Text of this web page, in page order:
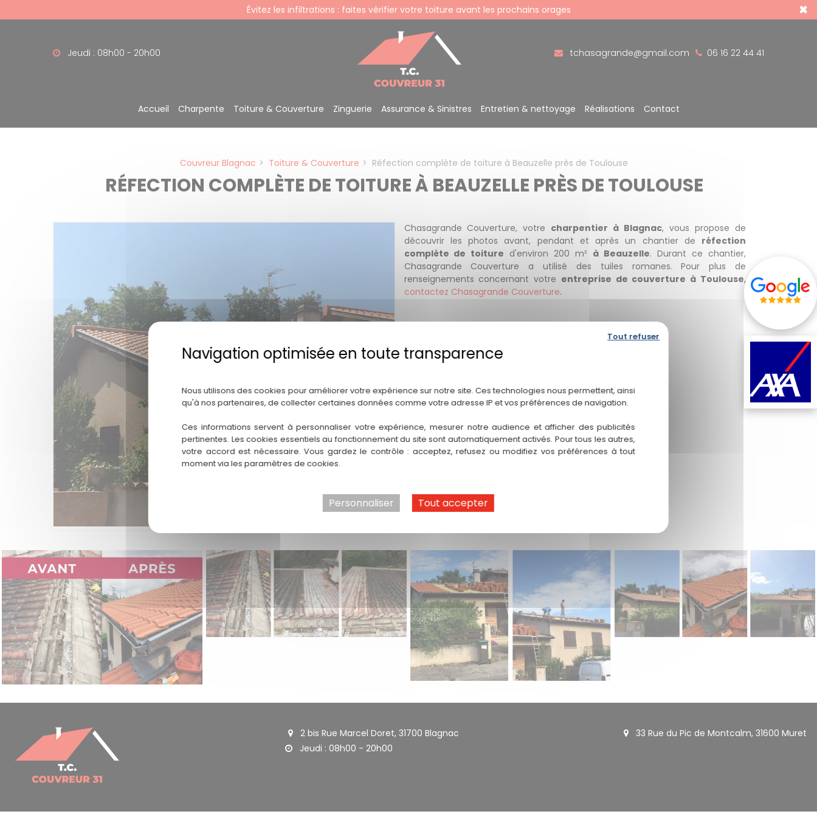
Évitez les infiltrations : faites vérifier votre toiture avant les prochains orages ×
Jeudi : 08h00 - 20h00 tchasagrande@gmail.com 06 16 22 44 41
Accueil Charpente Toiture & Couverture Zinguerie Assurance & Sinistres Entretien & nettoyage Réalisations Contact
Couvreur Blagnac Toiture & Couverture Réfection complète de toiture à Beauzelle près de Toulouse
RÉFECTION COMPLÈTE DE TOITURE À BEAUZELLE PRÈS DE TOULOUSE
Chasagrande Couverture, votre charpentier à Blagnac, vous propose de
découvrir les photos avant, pendant et après un chantier de réfection
complète de toiture d'environ 200 m² à Beauzelle. Durant ce chantier,
Chasagrande Couverture a utilisé des tuiles romanes. Pour plus de
renseignements concernant votre entreprise de couverture à Toulouse,
contactez Chasagrande Couverture.
2 bis Rue Marcel Doret, 31700 Blagnac
Jeudi : 08h00 - 20h00
33 Rue du Pic de Montcalm, 31600 Muret
Nous utilisons des cookies pour améliorer votre expérience sur notre site. Ces technologies nous permettent, ainsi
qu'à nos partenaires, de collecter certaines données comme votre adresse IP et vos préférences de navigation.
Ces informations servent à personnaliser votre expérience, mesurer notre audience et afficher des publicités
pertinentes. Les cookies essentiels au fonctionnement du site sont automatiquement activés. Pour tous les autres,
votre accord est nécessaire. Vous gardez le contrôle : acceptez, refusez ou modifiez vos préférences à tout
moment via les paramètres de cookies.
Tout accepter
Tout refuser
Personnaliser